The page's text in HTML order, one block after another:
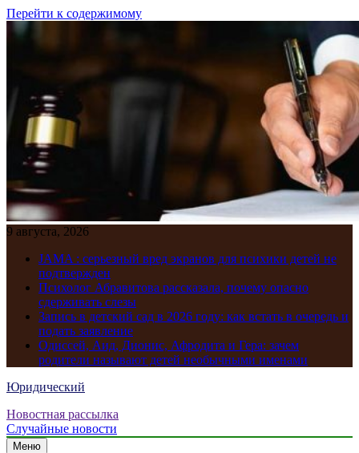
Перейти к содержимому
9 августа, 2026
JAMA : серьезный вред экранов для психики детей не
подтвержден
Психолог Абравитова рассказала, почему опасно
сдерживать слезы
Запись в детский сад в 2026 году: как встать в очередь и
подать заявление
Одиссей, Аид, Дионис, Афродита и Гера: зачем
родители называют детей необычными именами
Юридический
Новостная рассылка
Случайные новости
Меню